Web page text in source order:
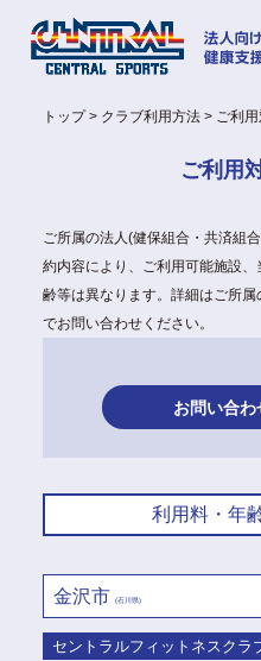
トップ クラブ利用方法 ご利
ご利用
ご所属の法人(健保組合・共済組
約内容により、ご利用可能施設
齢等は異なります。詳細はご所
でお問い合わせください。
お問い合わ
利用料・年
金沢市 (石川県)
セントラルフィットネスクラ